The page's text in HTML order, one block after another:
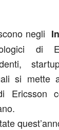
negli
di
si mette
Ericsson